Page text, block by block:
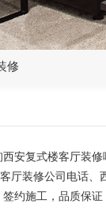
修
安复式楼客厅装
厅装修公司电话
约施工，品质保